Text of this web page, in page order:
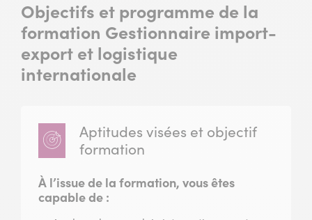
Objectifs et programme de la
formation Gestionnaire import-
export et logistique
internationale
Aptitudes visées et objectif
formation
À l’issue de la formation, vous êtes
capable de :